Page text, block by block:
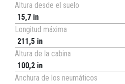
Altura desde el suelo
15,7 in
Longitud máxima
211,5 in
Altura de la cabina
100,2 in
Anchura de los neumáticos